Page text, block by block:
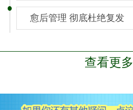
愈后管理 彻底杜绝复发
查看更多